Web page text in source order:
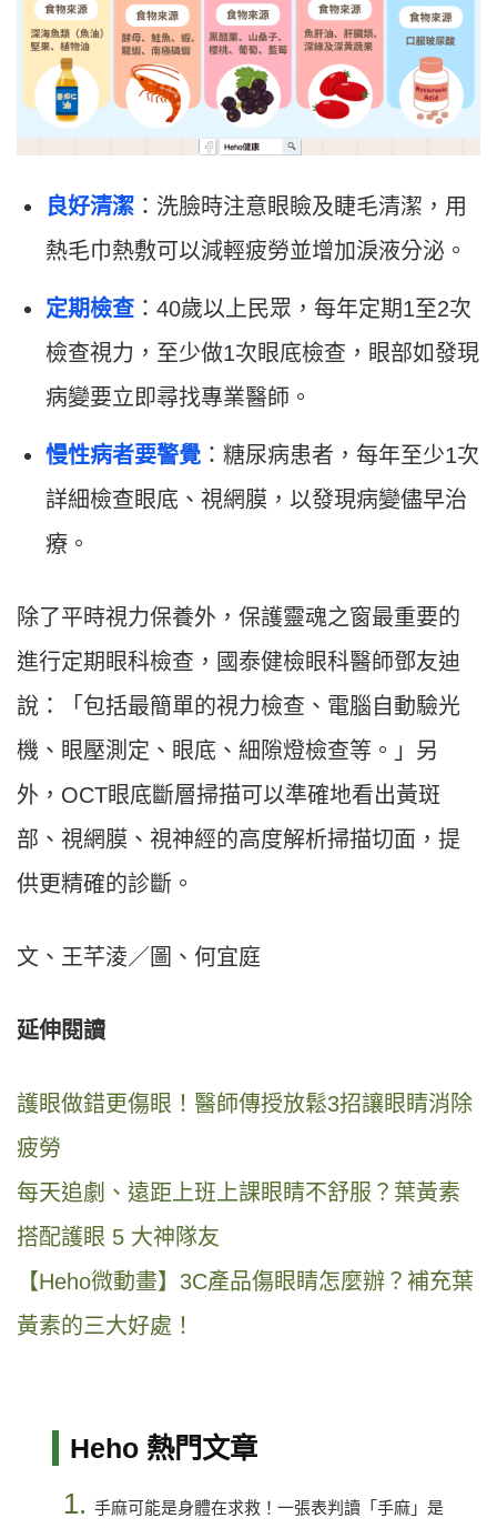
良好清潔 ：洗臉時注意眼瞼及睫毛清潔，用
熱毛巾熱敷可以減輕疲勞並增加淚液分泌。
定期檢查 ：40歲以上民眾，每年定期1至2次
檢查視力，至少做1次眼底檢查，眼部如發現
病變要立即尋找專業醫師。
慢性病者要警覺 ：糖尿病患者，每年至少1次
詳細檢查眼底、視網膜，以發現病變儘早治
療。
除了平時視力保養外，保護靈魂之窗最重要的
進行定期眼科檢查，國泰健檢眼科醫師鄧友迪
說：「包括最簡單的視力檢查、電腦自動驗光
機、眼壓測定、眼底、細隙燈檢查等。」另
外，OCT眼底斷層掃描可以準確地看出黃斑
部、視網膜、視神經的高度解析掃描切面，提
供更精確的診斷。
文、王芊淩／圖、何宜庭
延伸閱讀
護眼做錯更傷眼！醫師傳授放鬆3招讓眼睛消除
疲勞
每天追劇、遠距上班上課眼睛不舒服？葉黃素
搭配護眼 5 大神隊友
【Heho微動畫】3C產品傷眼睛怎麼辦？補充葉
黃素的三大好處！
Heho 熱門文章
1. 手麻可能是身體在求救！一張表判讀「手麻」是